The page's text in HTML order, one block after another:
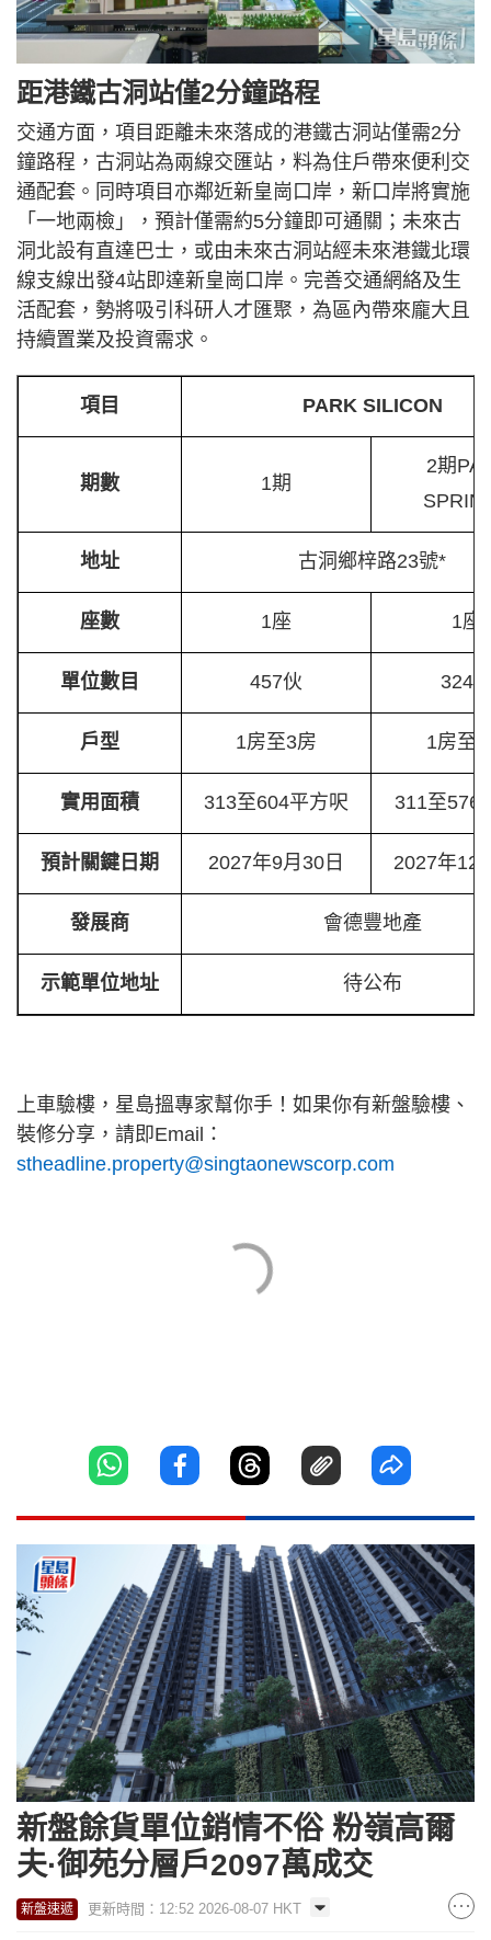
距港鐵古洞站僅2分鐘路程
交通方面，項目距離未來落成的港鐵古洞站僅需2分
鐘路程，古洞站為兩線交匯站，料為住戶帶來便利交
通配套。同時項目亦鄰近新皇崗口岸，新口岸將實施
「一地兩檢」，預計僅需約5分鐘即可通關；未來古
洞北設有直達巴士，或由未來古洞站經未來港鐵北環
線支線出發4站即達新皇崗口岸。完善交通網絡及生
活配套，勢將吸引科研人才匯聚，為區內帶來龐大且
持續置業及投資需求。
項目 PARK SILICON
期數 1期
2期
地址 古洞鄉梓路23號*
座數 1座 1座
單位數目 457伙 324
戶型 1房至3房 1房至
實用面積 313至604平方呎 311至576
預計關鍵日期 2027年9月30日 2027年12
發展商 會德豐地產
示範單位地址 待公布
上車驗樓，星島搵專家幫你手！如果你有新盤驗樓、
裝修分享，請即Email：
stheadline.property@singtaonewscorp.com
新盤餘貨單位銷情不俗 粉嶺高爾
夫·御苑分層戶2097萬成交
新盤速遞 更新時間：12:52 2026-08-07 HKT